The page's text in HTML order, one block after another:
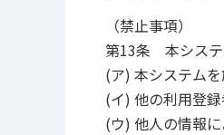
（禁止事項）
第13条 本システ
(ア) 本システム
(イ) 他の利用登
(ウ) 他人の情報